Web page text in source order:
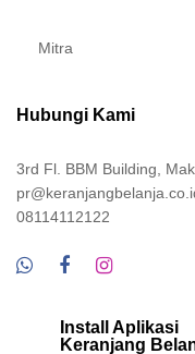
Mitra
Hubungi Kami
3rd Fl. BBM Building,
08114112122
Install Aplikasi
Keranjang